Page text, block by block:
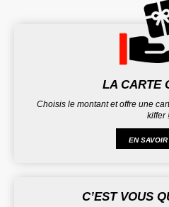
LA CARTE
Choisis le montant et offre une
kiffer !
EN
C’EST VOUS